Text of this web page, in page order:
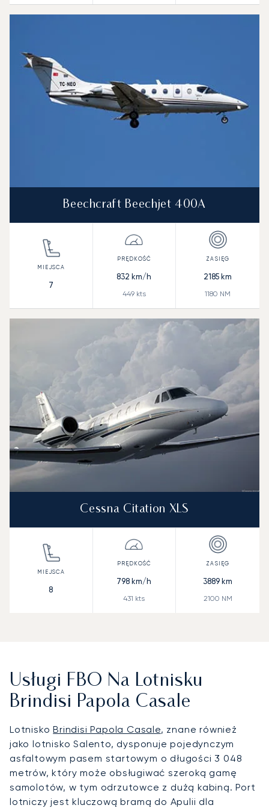
Beechcraft Beechjet 400A
7
832 km/h
449kts
2185 km
1180 NM
Cessna Citation XLS
8
798 km/h
431 kts
3889 km
2100 NM
Usługi FBO Na Lotnisku
Brindisi Papola Casale
LotniskoBrindisi Papola Casale, znane również
jako lotnisko Salento, dysponuje pojedynczym
asfaltowym pasem startowym o długości 3 048
metrów, który może obsługiwać szeroką gamę
samolotów, w tym odrzutowce z dużą kabiną. Port
lotniczy jest kluczową bramą do Apulii dla